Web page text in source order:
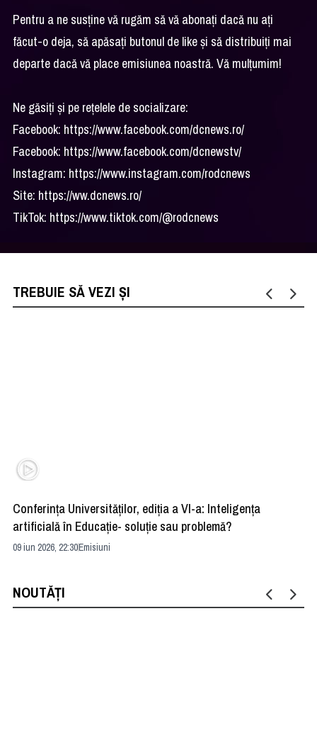
Pentru a ne susține vă rugăm să vă abonați dacă nu ați
făcut-o deja, să apăsați butonul de like și să distribuiți mai
departe dacă vă place emisiunea noastră. Vă mulțumim!
Ne găsiți și pe rețelele de socializare:
Facebook: https://www.facebook.com/dcnews.ro/
Facebook: https://www.facebook.com/dcnewstv/
Instagram: https://www.instagram.com/rodcnews
Site: https://ww.dcnews.ro/
TikTok: https://www.tiktok.com/@rodcnews
TREBUIE SĂ VEZI ȘI
Conferința Universităților, ediția a VI-a: Inteligența
artificială în Educație- soluție sau problemă?
09 iun 2026, 22:30Emisiuni
NOUTĂȚI